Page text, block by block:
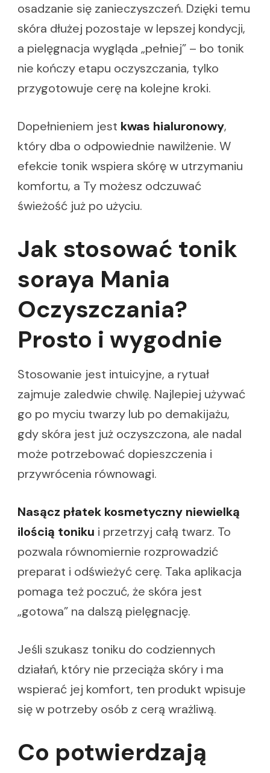
osadzanie się zanieczyszczeń. Dzięki temu
skóra dłużej pozostaje w lepszej kondycji,
a pielęgnacja wygląda „pełniej” – bo tonik
nie kończy etapu oczyszczania, tylko
przygotowuje cerę na kolejne kroki.
Dopełnieniem jest kwas hialuronowy,
który dba o odpowiednie nawilżenie. W
efekcie tonik wspiera skórę w utrzymaniu
komfortu, a Ty możesz odczuwać
świeżość już po użyciu.
Jak stosować tonik
soraya Mania
Oczyszczania?
Prosto i wygodnie
Stosowanie jest intuicyjne, a rytuał
zajmuje zaledwie chwilę. Najlepiej używać
go po myciu twarzy lub po demakijażu,
gdy skóra jest już oczyszczona, ale nadal
może potrzebować dopieszczenia i
przywrócenia równowagi.
Nasącz płatek kosmetyczny niewielką
ilością toniku i przetrzyj całą twarz. To
pozwala równomiernie rozprowadzić
preparat i odświeżyć cerę. Taka aplikacja
pomaga też poczuć, że skóra jest
„gotowa” na dalszą pielęgnację.
Jeśli szukasz toniku do codziennych
działań, który nie przeciąża skóry i ma
wspierać jej komfort, ten produkt wpisuje
się w potrzeby osób z cerą wrażliwą.
Co potwierdzają